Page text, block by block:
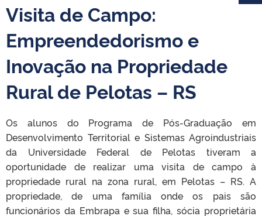
Visita de Campo:
Empreendedorismo e
Inovação na Propriedade
Rural de Pelotas – RS
Os alunos do Programa de Pós-Graduação em
Desenvolvimento Territorial e Sistemas Agroindustriais
da Universidade Federal de Pelotas tiveram a
oportunidade de realizar uma visita de campo à
propriedade rural na zona rural, em Pelotas – RS. A
propriedade, de uma família onde os pais são
funcionários da Embrapa e sua filha, sócia proprietária